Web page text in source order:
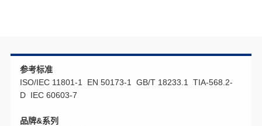
参考标准
ISO/IEC 11801-1 EN 50173-1 GB/T 18233.1 TIA-568.2-
D IEC 60603-7
品牌&系列